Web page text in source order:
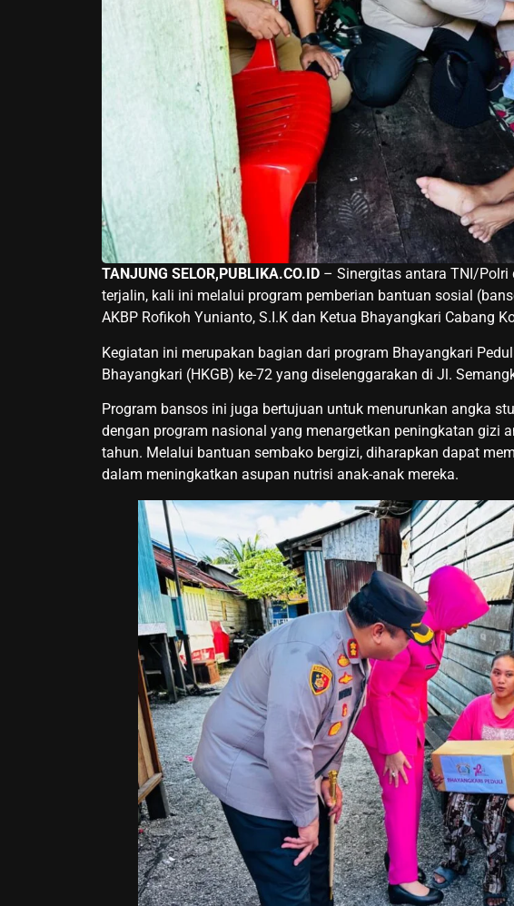
TANJUNG SELOR,PUBLIKA.CO.ID – Sinergitas antara TNI/Polri
terjalin, kali ini melalui program pemberian bantuan sosial
AKBP Rofikoh Yunianto, S.I.K dan Ketua Bhayangkari Cabang
Kegiatan ini merupakan bagian dari program Bhayangkari
Bhayangkari (HKGB) ke-72 yang diselenggarakan di Jl.
Program bansos ini juga bertujuan untuk menurunkan angka
dengan program nasional yang menargetkan peningkatan gizi
tahun. Melalui bantuan sembako bergizi, diharapkan dapat
dalam meningkatkan asupan nutrisi anak-anak mereka.